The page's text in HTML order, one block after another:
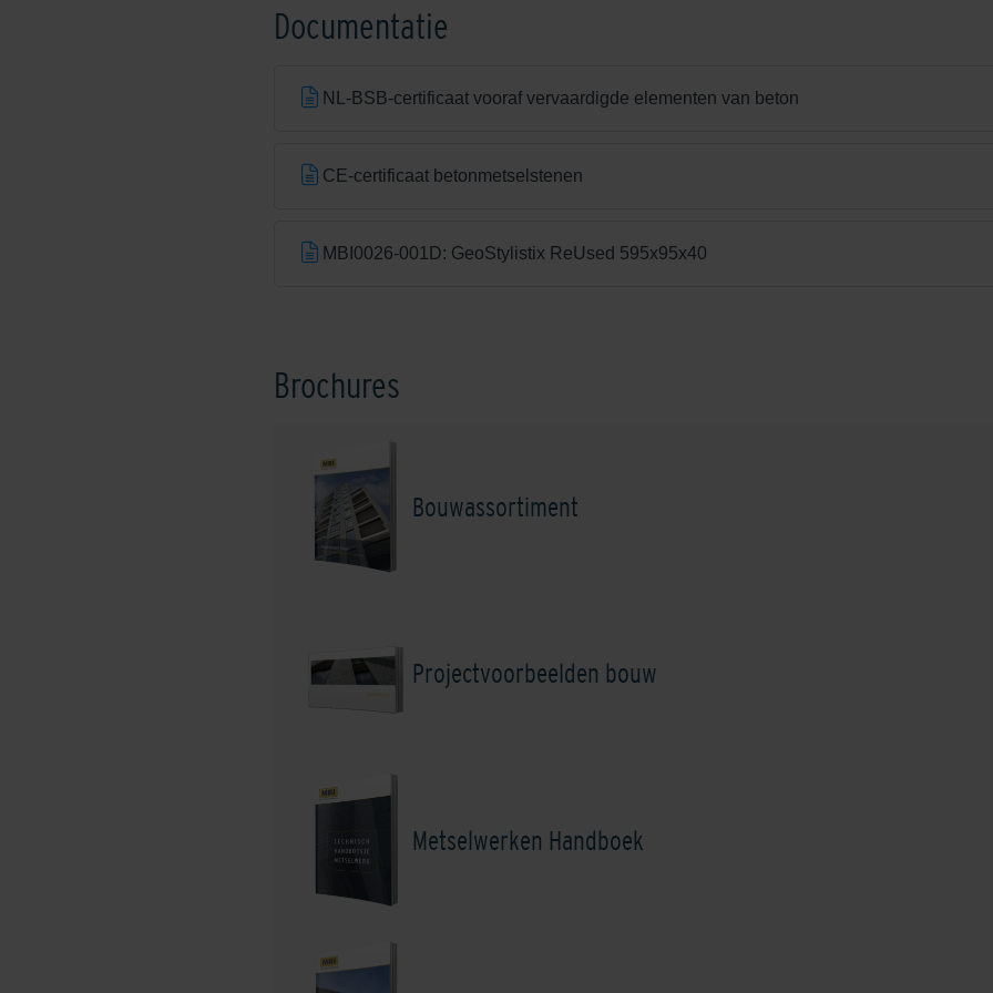
Shaded
Shaded Grey Light
Documentatie
NL-BSB-certificaat vooraf vervaardigde elementen van beton
CE-certificaat betonmetselstenen
MBI0026-001D: GeoStylistix ReUsed 595x95x40
Brochures
Bouwassortiment
Projectvoorbeelden bouw
Metselwerken Handboek